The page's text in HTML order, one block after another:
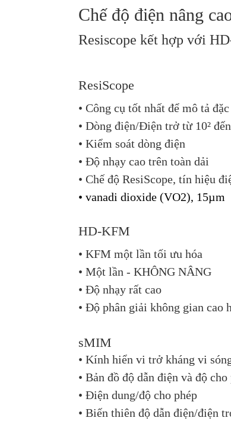
Chế độ điện nâng
Resiscope kết hợp với
ResiScope
• Công cụ tốt nhất để mô tả
• Dòng điện/Điện trở từ 10²
• Kiểm soát dòng điện
• Độ nhạy cao trên toàn dải
• Chế độ ResiScope, tín hiệu
• vanadi dioxide (VO2), 15µm
HD-KFM
• KFM một lần tối ưu hóa
• Một lần - KHÔNG NÂNG
• Độ nhạy rất cao
• Độ phân giải không gian cao
sMIM
• Kính hiển vi trở kháng vi
• Bản đồ độ dẫn điện và độ
• Điện dung/độ cho phép
• Biến thiên độ dẫn điện/điện